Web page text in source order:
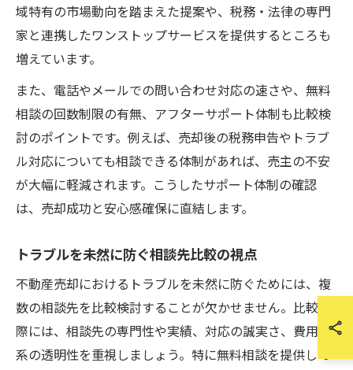
域特有の市場動向を踏まえた提案や、税務・法律の専門
家と連携したワンストップサービスを提供するところも
増えています。
また、電話やメールでの問い合わせ対応の速さや、無料
相談の回数制限の有無、アフターサポート体制も比較検
討のポイントです。例えば、売却後の税務申告やトラブ
ル対応についても相談できる体制があれば、売主の不安
が大幅に軽減されます。こうしたサポート体制の確認
は、売却成功と安心感確保に直結します。
トラブルを未然に防ぐ相談先比較の視点
不動産売却におけるトラブルを未然に防ぐためには、複
数の相談先を比較検討することが欠かせません。比較の
際には、相談先の専門性や実績、対応の誠実さ、費用体
系の透明性を重視しましょう。特に無料相談を提供して